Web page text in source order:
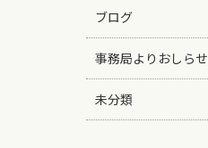
ブログ
事務局よりおしらせ
未分類